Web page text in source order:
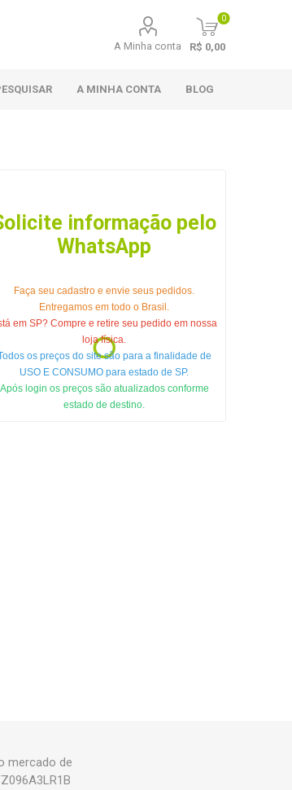
A Minha conta
0
R$ 0,00
A MINHA CONTA BLOG
informação pelo
WhatsApp
Faça seu cadastro e envie seus pedidos.
Entregamos em todo o Brasil.
em SP? Compre e retire seu pedido em nossa
loja física.
os preços do site são para a finalidade de
USO E CONSUMO para estado de SP.
Após login os preços são atualizados conforme
estado de destino.
mercado de